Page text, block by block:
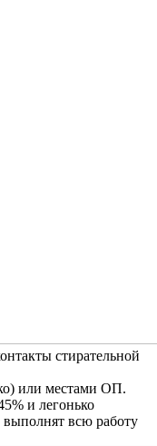
стирательной
или местами ОП.
и легонько
выполнят всю работу